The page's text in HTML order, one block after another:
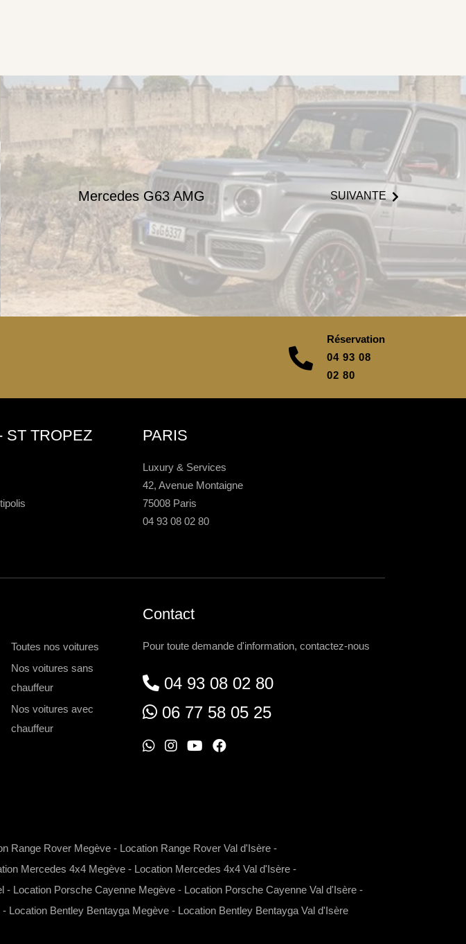
Mercedes G63 AMG SUIVANTE
Réservation
04 93 08
02 80
ST TROPEZ PARIS
Luxury & Services
42, Avenue Montaigne
75008 Paris
04 93 08 02 80
Toutes nos voitures
Nos voitures sans
chauffeur
Nos voitures avec
chauffeur
Contact
Pour toute demande d'information, contactez-nous
04 93 08 02 80
06 77 58 05 25
W
a
p
p
I
g
r
a
m
Y
b
e
F
o
o
k
Range Rover Megève - Location Range Rover Val d'Isère -
Mercedes 4x4 Megève - Location Mercedes 4x4 Val d'Isère -
- Location Porsche Cayenne Megève - Location Porsche Cayenne Val d'Isère -
- Location Bentley Bentayga Megève - Location Bentley Bentayga Val d'Isère